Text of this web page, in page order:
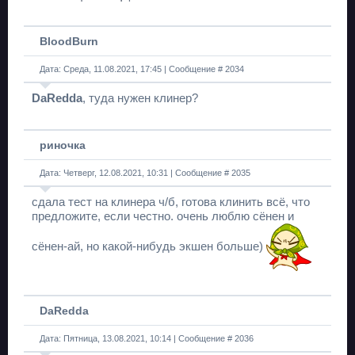
BloodBurn
Дата: Среда, 11.08.2021, 17:45 | Сообщение # 2034
DaRedda, туда нужен клинер?
риночка
Дата: Четверг, 12.08.2021, 10:31 | Сообщение # 2035
сдала тест на клинера ч/б, готова клинить всё, что
предложите, если честно. очень люблю сёнен и
сёнен-ай, но какой-нибудь экшен больше)
DaRedda
Дата: Пятница, 13.08.2021, 10:14 | Сообщение # 2036